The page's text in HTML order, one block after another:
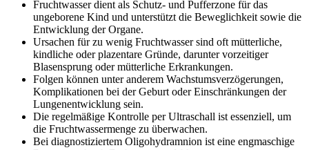
Fruchtwasser dient als Schutz- und Pufferzone für das
ungeborene Kind und unterstützt die Beweglichkeit sowie die
Entwicklung der Organe.
Ursachen für zu wenig Fruchtwasser sind oft mütterliche,
kindliche oder plazentare Gründe, darunter vorzeitiger
Blasensprung oder mütterliche Erkrankungen.
Folgen können unter anderem Wachstumsverzögerungen,
Komplikationen bei der Geburt oder Einschränkungen der
Lungenentwicklung sein.
Die regelmäßige Kontrolle per Ultraschall ist essenziell, um
die Fruchtwassermenge zu überwachen.
Bei diagnostiziertem Oligohydramnion ist eine engmaschige